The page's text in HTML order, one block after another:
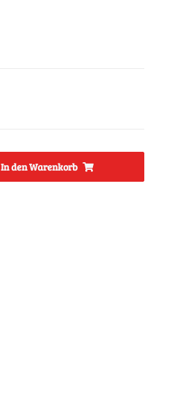
In den Warenkorb